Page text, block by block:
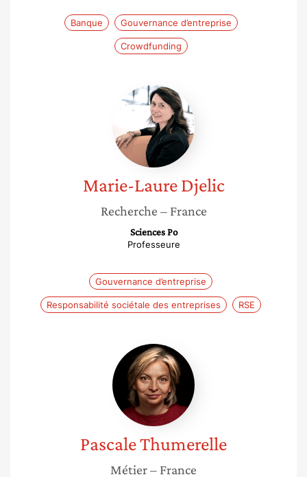
Banque Gouvernance d’entreprise
Crowdfunding
Marie-
Laure
Djelic
Marie-Laure Djelic
Recherche – France
Sciences Po
Professeure
Gouvernance d’entreprise
Responsabilité sociétale des entreprises RSE
Pascale
Thumerelle
PascaleThumerelle
Métier– France